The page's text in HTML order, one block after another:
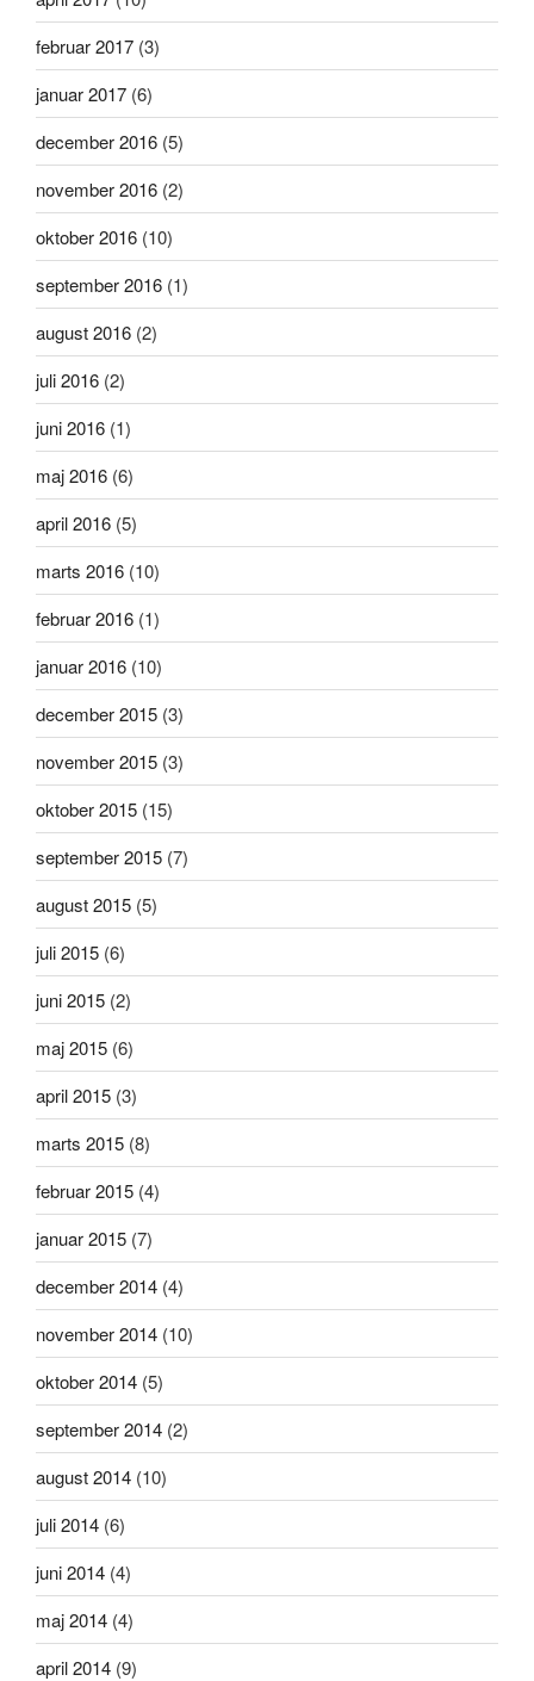
februar 2017 (3)
januar 2017 (6)
december 2016 (5)
november 2016 (2)
oktober 2016 (10)
september 2016 (1)
august 2016 (2)
juli 2016 (2)
juni 2016 (1)
maj 2016 (6)
april 2016 (5)
marts 2016 (10)
februar 2016 (1)
januar 2016 (10)
december 2015 (3)
november 2015 (3)
oktober 2015 (15)
september 2015 (7)
august 2015 (5)
juli 2015 (6)
juni 2015 (2)
maj 2015 (6)
april 2015 (3)
marts 2015 (8)
februar 2015 (4)
januar 2015 (7)
december 2014 (4)
november 2014 (10)
oktober 2014 (5)
september 2014 (2)
august 2014 (10)
juli 2014 (6)
juni 2014 (4)
maj 2014 (4)
april 2014 (9)